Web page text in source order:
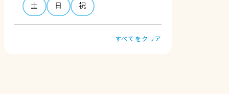
土
日 祝
すべてをクリア